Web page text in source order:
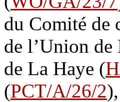
du Comité de
de l’Union de
de La Haye (
(PCT/A/26/2